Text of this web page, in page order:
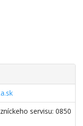
servisu: 0850